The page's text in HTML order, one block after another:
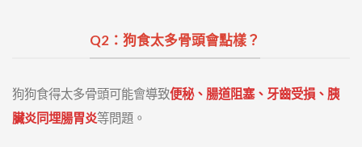
Q2：狗食太多骨頭會點樣？
狗狗食得太多骨頭可能會導致便秘、腸道阻塞、牙齒受損、胰
臟炎同埋腸胃炎等問題。